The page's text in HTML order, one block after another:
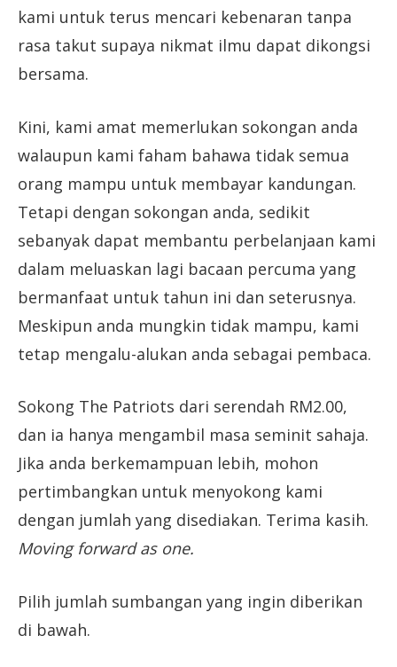
kami untuk terus mencari kebenaran tanpa
rasa takut supaya nikmat ilmu dapat dikongsi
bersama.
Kini, kami amat memerlukan sokongan anda
walaupun kami faham bahawa tidak semua
orang mampu untuk membayar kandungan.
Tetapi dengan sokongan anda, sedikit
sebanyak dapat membantu perbelanjaan kami
dalam meluaskan lagi bacaan percuma yang
bermanfaat untuk tahun ini dan seterusnya.
Meskipun anda mungkin tidak mampu, kami
tetap mengalu-alukan anda sebagai pembaca.
Sokong The Patriots dari serendah RM2.00,
dan ia hanya mengambil masa seminit sahaja.
Jika anda berkemampuan lebih, mohon
pertimbangkan untuk menyokong kami
dengan jumlah yang disediakan. Terima kasih.
Moving forward as one.
Pilih jumlah sumbangan yang ingin diberikan
di bawah.